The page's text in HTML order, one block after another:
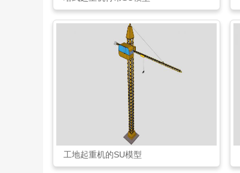
工地起重机的SU模型